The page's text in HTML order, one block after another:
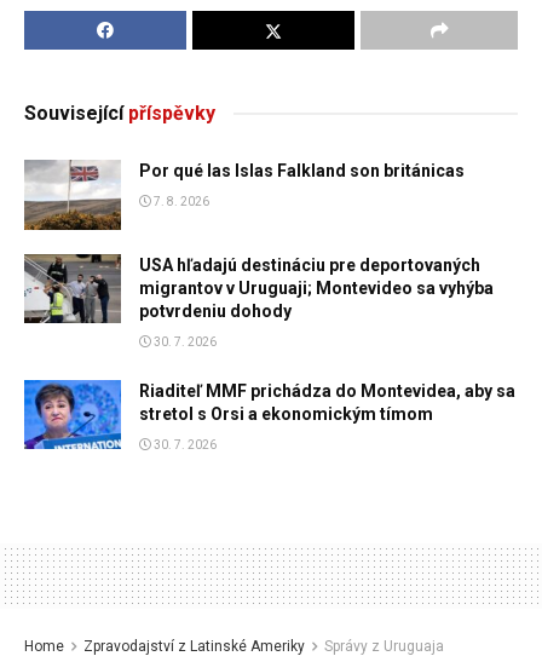
Souvisejícípříspěvky
Por qué las Islas Falkland son británicas
7. 8. 2026
USA hľadajú destináciu pre deportovaných
migrantov v Uruguaji; Montevideo sa vyhýba
potvrdeniu dohody
30. 7. 2026
Riaditeľ MMF prichádza do Montevidea, aby sa
stretol s Orsi a ekonomickým tímom
30. 7. 2026
Home Zpravodajství z Latinské Ameriky Správy z Uruguaja